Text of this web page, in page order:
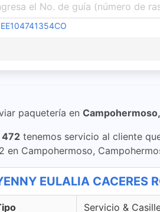
EE104741354CO
paquetería en
472 tenemos servicio al cliente
en Campohermoso,
EULALIA CACERES
Servicio &